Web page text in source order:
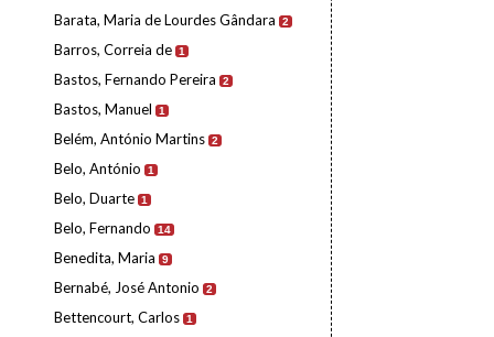
Barata, Maria de Lourdes Gândara 2
Barros, Correia de 1
Bastos, Fernando Pereira 2
Bastos, Manuel 1
Belém, António Martins 2
Belo, António 1
Belo, Duarte 1
Belo, Fernando 14
Benedita, Maria 9
Bernabé, José Antonio 2
Bettencourt, Carlos 1